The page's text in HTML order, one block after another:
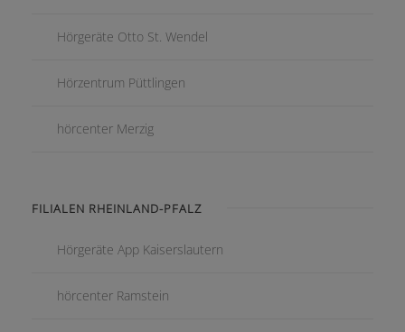
Hörgeräte Otto St. Wendel
Hörzentrum Püttlingen
hörcenter Merzig
FILIALEN RHEINLAND-PFALZ
Hörgeräte App Kaiserslautern
hörcenter Ramstein